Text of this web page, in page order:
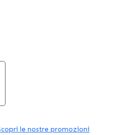
le nostre promozioni